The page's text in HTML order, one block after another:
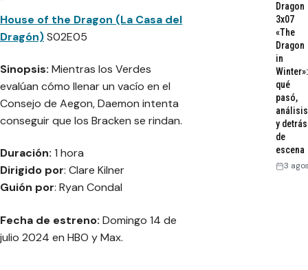
House of the Dragon (La Casa del
Dragón)S02E05
Sinopsis: Mientras los Verdes
evalúan cómo llenar un vacío en el
Consejo de Aegon, Daemon intenta
conseguir que los Bracken se rindan.
Duración: 1 hora
Dirigido por: Clare Kilner
Guión por: Ryan Condal
Fecha de estreno: Domingo 14 de
julio 2024 en HBO y Max.
Dragon
3x07
«The
Dragon
in
Winter»:
qué
pasó,
análisis
y detrás
de
escena
3